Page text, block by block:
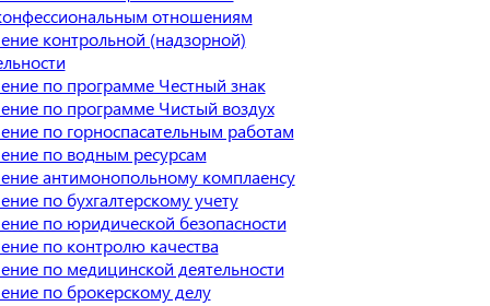
отношениям
контрольной (надзорной)
по программе Честный знак
по программе Чистый воздух
по горноспасательным работам
по водным ресурсам
антимонопольному комплаенсу
по бухгалтерскому учету
по юридической безопасности
по контролю качества
по медицинской деятельности
по брокерскому делу